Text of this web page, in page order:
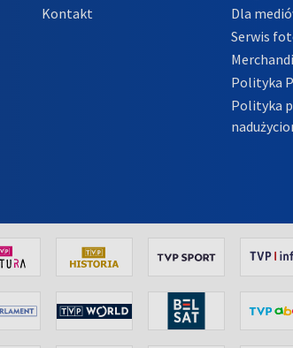
Kontakt
Dla
Serwis
Polityka
Polityka